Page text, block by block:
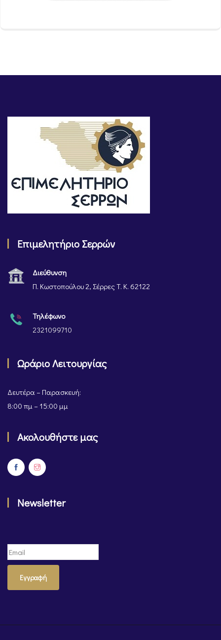
Επιμελητήριο Σερρών
Διεύθυνση
Π. Κωστοπούλου 2, Σέρρες Τ. Κ. 62122
Τηλέφωνο
2321099710
Ωράριο Λειτουργίας
Δευτέρα – Παρασκευή:
8:00 πμ – 15:00 μμ
Ακολουθήστε μας
Newsletter
Εγγραφή